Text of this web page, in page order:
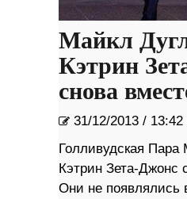
Майкл
Кэтрин
снова
31/12/2013 / 13:42
Голливудская Пара
Кэтрин Зета-Джонс
Они не появлялись